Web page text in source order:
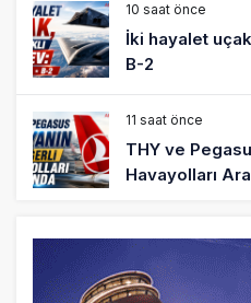
10 saat önce
İki hayalet
B-2
11 saat önce
THY ve
Havayolları
Fly Baghdad
çıkarıldı